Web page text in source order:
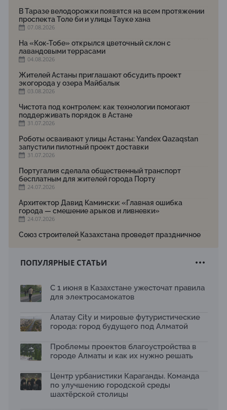
В Таразе велодорожки появятся на всем протяжении
проспекта Толе би и улицы Тауке хана
07.08.2026
На «Кок-Тобе» открылся цветочный склон с
лавандовыми террасами
04.08.2026
Жителей Астаны приглашают обсудить проект
экогорода у озера Майбалык
03.08.2026
Чистота под контролем: как технологии помогают
поддерживать порядок в Астане
31.07.2026
Роботы осваивают улицы Астаны: Yandex Qazaqstan
запустили пилотный проект доставки
31.07.2026
Португалия сделала общественный транспорт
бесплатным для жителей города Порту
24.07.2026
Архитектор Давид Камински: «Главная ошибка
города — смешение арыков и ливневки»
24.07.2026
Союз строителей Казахстана проведет праздничное
мероприятие ко Дню строителя
Новый Строительный кодекс: что изменилось для
Бауыржана Байбахтиева
17.07.2026
рободоставки в Астане
15.07.2026
2026 принимает заявки до 31 июля
13.07.2026
темой новой выставки в «Целинном»
13.07.2026
ПОПУЛЯРНЫЕ СТАТЬИ
С 1 июня в Казахстане ужесточат правила
для электросамокатов
Алатау City и мировые футуристические
города: город будущего под Алматой
Проблемы проектов благоустройства в
городе Алматы и как их нужно решать
Центр урбанистики Караганды. Команда
по улучшению городской среды
шахтёрской столицы